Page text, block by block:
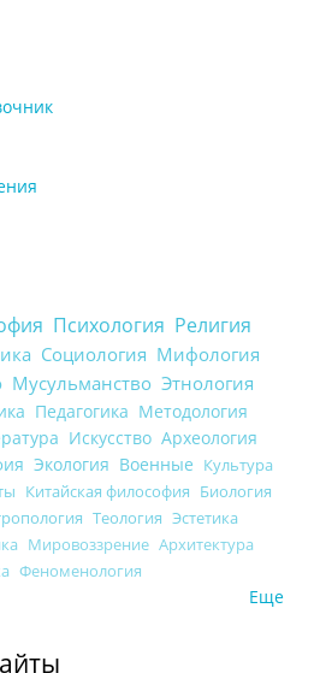
Психология Религия
Социология Мифология
Мусульманство Этнология
Педагогика Методология
Искусство Археология
Экология Военные Культура
Китайская философия Биология
Теология Эстетика
Мировоззрение Архитектура
Феноменология
Еще